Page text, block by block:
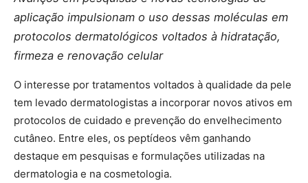
aplicação impulsionam o uso dessas moléculas em
protocolos dermatológicos voltados à hidratação,
firmeza e renovação celular
O interesse por tratamentos voltados à qualidade da pele
tem levado dermatologistas a incorporar novos ativos em
protocolos de cuidado e prevenção do envelhecimento
cutâneo. Entre eles, os peptídeos vêm ganhando
destaque em pesquisas e formulações utilizadas na
dermatologia e na cosmetologia.